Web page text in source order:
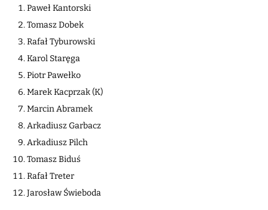
Paweł Kantorski
Tomasz Dobek
Rafał Tyburowski
Karol Staręga
Piotr Pawełko
Marek Kacprzak (K)
Marcin Abramek
Arkadiusz Garbacz
Arkadiusz Pilch
Tomasz Biduś
Rafał Treter
Jarosław Świeboda